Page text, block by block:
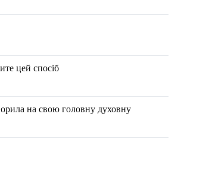
цей спосіб
на свою головну духовну